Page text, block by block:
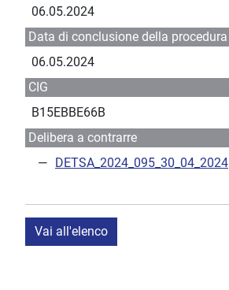
06.05.2024
Data di conclusione della procedura
06.05.2024
CIG
B15EBBE66B
Delibera a contrarre
DETSA_2024_095_30_04_2024
Vai all'elenco